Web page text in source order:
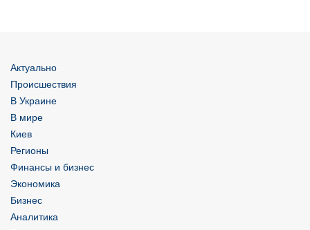
Актуально
Происшествия
В Украине
В мире
Киев
Регионы
Финансы и бизнес
Экономика
Бизнес
Аналитика